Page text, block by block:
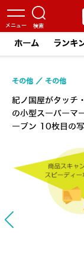
ホーム ランキ
紀ノ国屋がタッチ
の小型スーパー
ープン 10枚目の
その他 その他